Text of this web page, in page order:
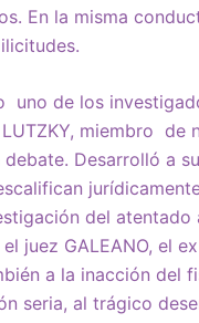
En la misma
uno de los
miembro
Desarrolló a
del
juez GALEANO, el
a la inacción del
seria, al trágico